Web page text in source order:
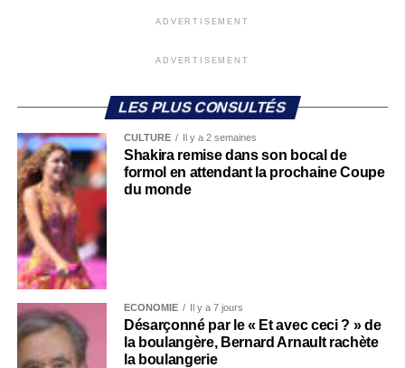
ADVERTISEMENT
ADVERTISEMENT
LES PLUS CONSULTÉS
CULTURE Il y a 2 semaines
Shakira remise dans son bocal de
formol en attendant la prochaine Coupe
du monde
ECONOMIE Il y a 7 jours
Désarçonné par le « Et avec ceci ? » de
la boulangère, Bernard Arnault rachète
la boulangerie